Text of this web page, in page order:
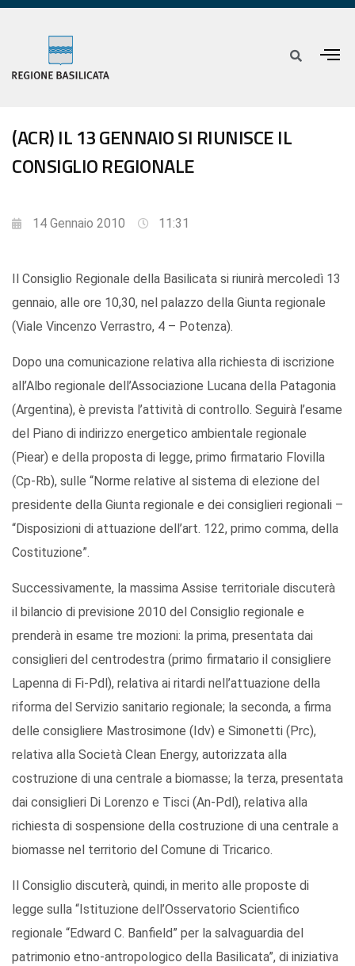
(ACR) IL 13 GENNAIO SI RIUNISCE IL
CONSIGLIO REGIONALE
14 Gennaio 2010 11:31
Il Consiglio Regionale della Basilicata si riunirà mercoledì 13
gennaio, alle ore 10,30, nel palazzo della Giunta regionale
(Viale Vincenzo Verrastro, 4 – Potenza).
Dopo una comunicazione relativa alla richiesta di iscrizione
all’Albo regionale dell’Associazione Lucana della Patagonia
(Argentina), è prevista l’attività di controllo. Seguirà l’esame
del Piano di indirizzo energetico ambientale regionale
(Piear) e della proposta di legge, primo firmatario Flovilla
(Cp-Rb), sulle “Norme relative al sistema di elezione del
presidente della Giunta regionale e dei consiglieri regionali –
“Disposizioni di attuazione dell’art. 122, primo comma, della
Costituzione”.
Successivamente, la massima Assise territoriale discuterà
il bilancio di previsione 2010 del Consiglio regionale e
prenderà in esame tre mozioni: la prima, presentata dai
consiglieri del centrodestra (primo firmatario il consigliere
Lapenna di Fi-Pdl), relativa ai ritardi nell’attuazione della
riforma del Servizio sanitario regionale; la seconda, a firma
delle consigliere Mastrosimone (Idv) e Simonetti (Prc),
relativa alla Società Clean Energy, autorizzata alla
costruzione di una centrale a biomasse; la terza, presentata
dai consiglieri Di Lorenzo e Tisci (An-Pdl), relativa alla
richiesta di sospensione della costruzione di una centrale a
biomasse nel territorio del Comune di Tricarico.
Il Consiglio discuterà, quindi, in merito alle proposte di
legge sulla “Istituzione dell’Osservatorio Scientifico
regionale “Edward C. Banfield” per la salvaguardia del
patrimonio etno-antropologico della Basilicata”, di iniziativa